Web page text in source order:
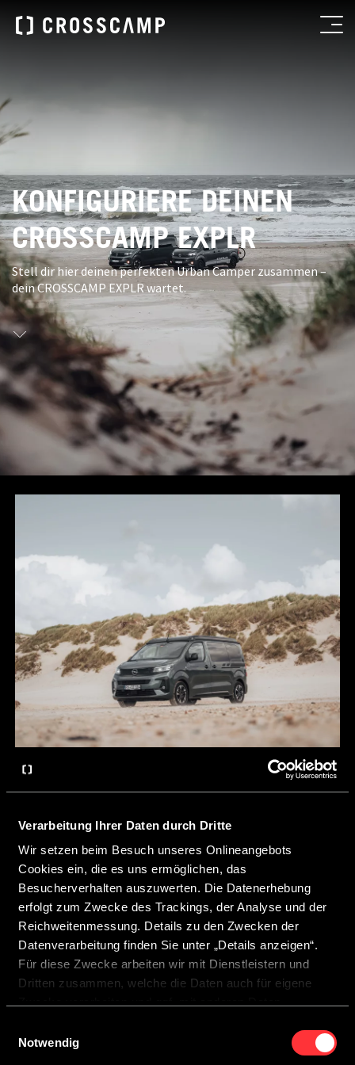
Verarbeitung Ihrer Daten durch Dritte
Wir setzen beim Besuch unseres Onlineangebots
Cookies ein, die es uns ermöglichen, das
Besucherverhalten auszuwerten. Die Datenerhebung
erfolgt zum Zwecke des Trackings, der Analyse und der
Reichweitenmessung. Details zu den Zwecken der
Datenverarbeitung finden Sie unter „Details anzeigen“.
Für diese Zwecke arbeiten wir mit Dienstleistern und
Dritten zusammen, welche die Daten auch für eigene
Durch Anklicken der Schaltfläche „Cookies zulassen“
Notwendig
KONFIGURIERE DEINEN
CROSSCAMP EXPLR
Stell dir hier deinen perfekten Urban Camper zusammen –
dein CROSSCAMP EXPLR wartet.
CROSSCAMP EXPLR Opel
EXPLR Opel konfigurieren